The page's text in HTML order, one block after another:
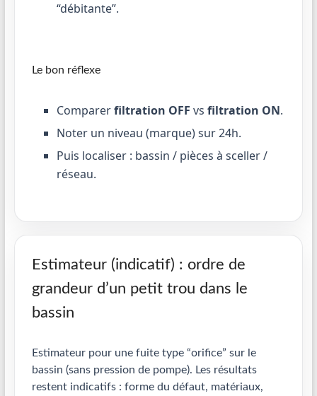
“débitante”.
Le bon réflexe
Comparerfiltration OFF vs filtration ON.
Noter un niveau (marque) sur 24h.
Puis localiser : bassin / pièces à sceller /
réseau.
Estimateur (indicatif) : ordre de
grandeur d’un petit trou dans le
bassin
Estimateur pour une fuite type “orifice” sur le
bassin (sans pression de pompe). Les résultats
restent indicatifs : forme du défaut, matériaux,